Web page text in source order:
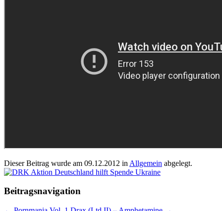
Dieser Beitrag wurde am 09.12.2012 in Allgemein abgelegt.
Beitragsnavigation